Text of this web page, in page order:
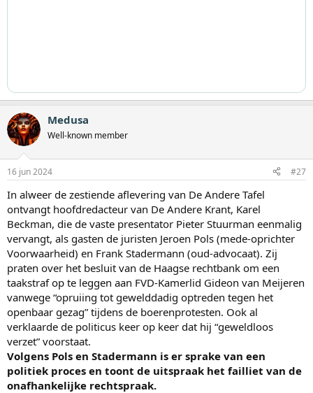
Medusa
Well-known member
16 jun 2024 #27
In alweer de zestiende aflevering van De Andere Tafel
ontvangt hoofdredacteur van De Andere Krant, Karel
Beckman, die de vaste presentator Pieter Stuurman eenmalig
vervangt, als gasten de juristen Jeroen Pols (mede-oprichter
Voorwaarheid) en Frank Stadermann (oud-advocaat). Zij
praten over het besluit van de Haagse rechtbank om een
taakstraf op te leggen aan FVD-Kamerlid Gideon van Meijeren
vanwege “opruiing tot gewelddadig optreden tegen het
openbaar gezag” tijdens de boerenprotesten. Ook al
verklaarde de politicus keer op keer dat hij “geweldloos
verzet” voorstaat.
Volgens Pols en Stadermann is er sprake van een
politiek proces en toont de uitspraak het failliet van de
onafhankelijke rechtspraak.